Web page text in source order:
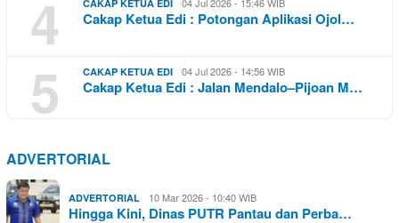
4 CAKAP KETUA EDI 04 Jul 2026 - 15:46 WIB
Cakap Ketua Edi : Potongan Aplikasi Ojol…
5 CAKAP KETUA EDI 04 Jul 2026 - 14:56 WIB
Cakap Ketua Edi : Jalan Mendalo–Pijoan M…
ADVERTORIAL
ADVERTORIAL 10 Mar 2026 - 10:40 WIB
Hingga Kini, Dinas PUTR Pantau dan Perba…